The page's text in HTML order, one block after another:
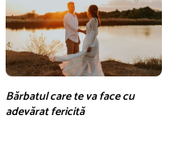
Bărbatul care te va face cu
adevărat fericită